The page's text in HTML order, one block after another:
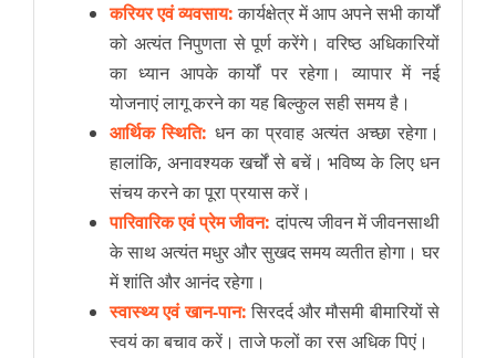
करियर एवं व्यवसाय:कार्यक्षेत्र में आप अपने सभी कार्यों
को अत्यंत निपुणता से पूर्ण करेंगे। वरिष्ठ अधिकारियों
का ध्यान आपके कार्यों पर रहेगा। व्यापार में नई
योजनाएं लागू करने का यह बिल्कुल सही समय है।
आर्थिक स्थिति: धन का प्रवाह अत्यंत अच्छा रहेगा।
हालांकि, अनावश्यक खर्चों से बचें। भविष्य के लिए धन
संचय करने का पूरा प्रयास करें।
पारिवारिक एवं प्रेम जीवन: दांपत्य जीवन में जीवनसाथी
के साथ अत्यंत मधुर और सुखद समय व्यतीत होगा। घर
में शांति और आनंद रहेगा।
स्वास्थ्य एवं खान-पान:सिरदर्द और मौसमी बीमारियों से
स्वयं का बचाव करें। ताजे फलों का रस अधिक पिएं।